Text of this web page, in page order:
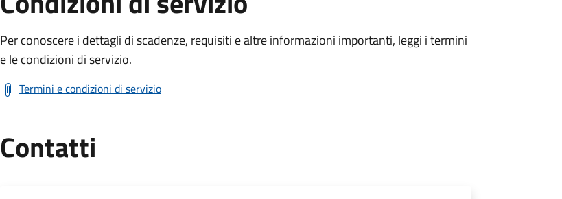
Per conoscere i dettagli di scadenze, requisiti e altre informazioni importanti, leggi i termini
e le condizioni di servizio.
Termini e condizioni di servizio
Contatti